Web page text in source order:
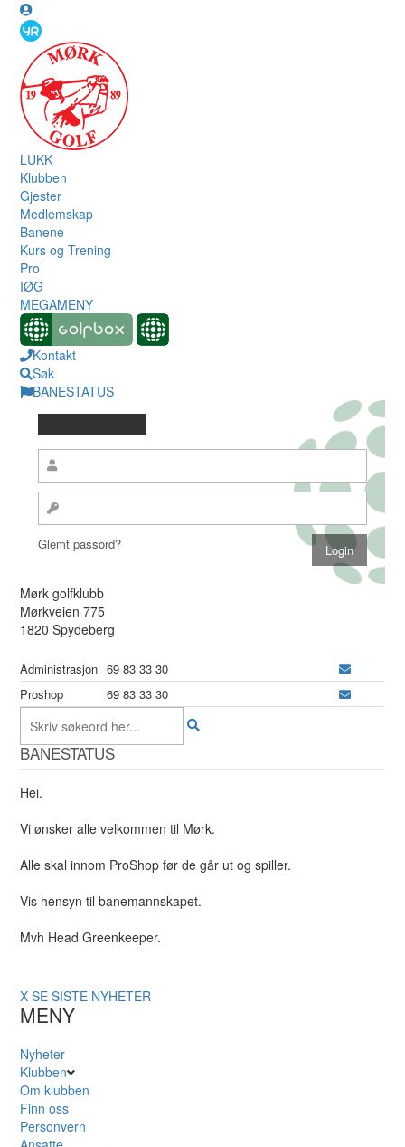
LUKK
Klubben
Gjester
Medlemskap
Banene
Kurs og Trening
Pro
IØG
MEGAMENY
Kontakt
Søk
BANESTATUS
Glemt passord?
Mørk golfklubb
Mørkveien 775
1820 Spydeberg
Administrasjon 69 83 33 30
Proshop
69 83 33 30
BANESTATUS
Hei.
Vi ønsker alle velkommen til Mørk.
Alle skal innom ProShop før de går ut og spiller.
Vis hensyn til banemannskapet.
Mvh Head Greenkeeper.
X SE SISTE NYHETER
MENY
Nyheter
Klubben
Om klubben
Finn oss
Personvern